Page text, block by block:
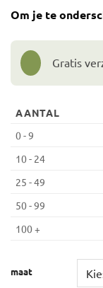
Om je te
Gratis
AANTAL
0 - 9
10 - 24
25 - 49
50 - 99
100 +
maat